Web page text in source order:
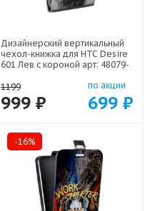
Дизайнерский вертикальный
чехол-книжка для HTC Desire
601 Лев с короной арт: 48079-
1199
999 ₽
по акции
699 ₽
-16%